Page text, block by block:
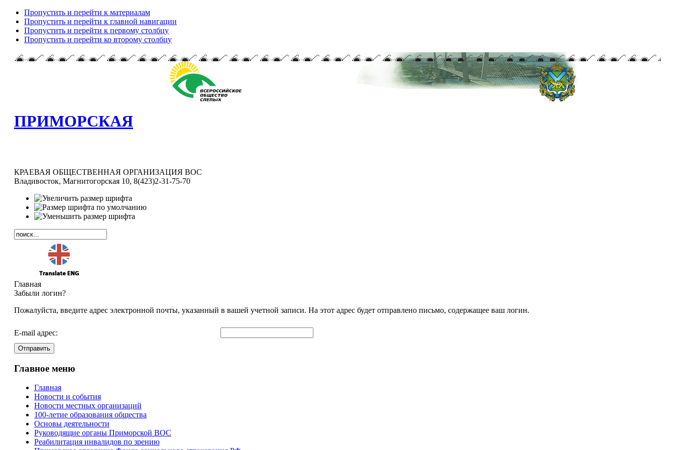
Пропустить и перейти к материалам
Пропустить и перейти к главной навигации
Пропустить и перейти к первому столбцу
Пропустить и перейти ко второму столбцу
ПРИМОРСКАЯ
КРАЕВАЯ ОБЩЕСТВЕННАЯ ОРГАНИЗАЦИЯ ВОС
Владивосток, Магнитогорская 10, 8(423)2-31-75-70
Главная
Забыли логин?
Пожалуйста, введите адрес электронной почты, указанный в вашей учетной записи. На этот адрес будет отправлено письмо, содержащее ваш логин.
E-mail адрес:
Отправить
Главное меню
Главная
Новости и события
Новости местных организаций
100-летие образования общества
Основы деятельности
Руководящие органы Приморской ВОС
Реабилитация инвалидов по зрению